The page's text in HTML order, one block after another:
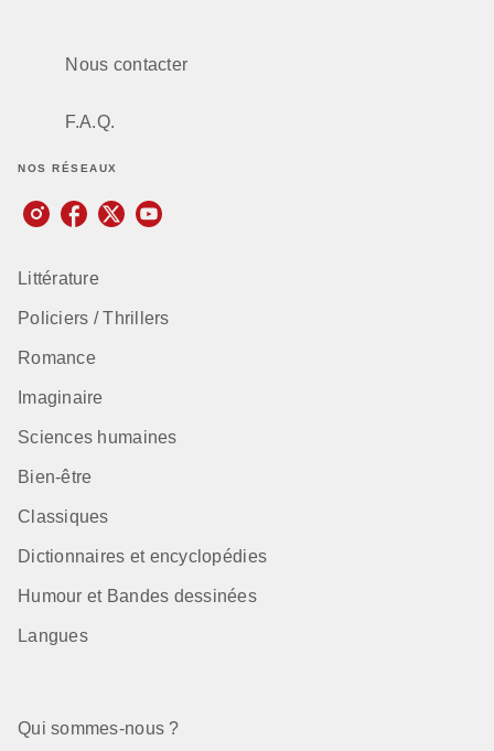
Nous contacter
F.A.Q.
NOS RÉSEAUX
Littérature
Policiers / Thrillers
Romance
Imaginaire
Sciences humaines
Bien-être
Classiques
Dictionnaires et encyclopédies
Humour et Bandes dessinées
Langues
Qui sommes-nous ?